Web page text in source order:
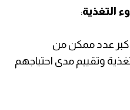
التغذية:
عدد ممكن من
وتقييم مدى احتياجهم